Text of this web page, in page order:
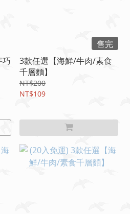
巧
售完
3款任選【海鮮/牛肉/素食
千層麵】
NT$200
NT$109